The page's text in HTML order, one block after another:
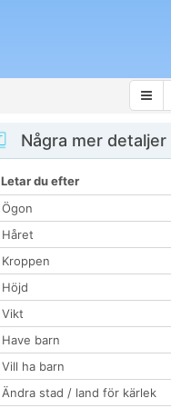
Några mer detaljer
Letar du efter
Ögon
Håret
Kroppen
Höjd
Vikt
Have barn
Vill ha barn
Ändra stad / land för kärlek